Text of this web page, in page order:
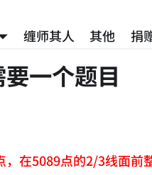
缠师其人 其他 捐
一个题目
在5089点的2/3线面